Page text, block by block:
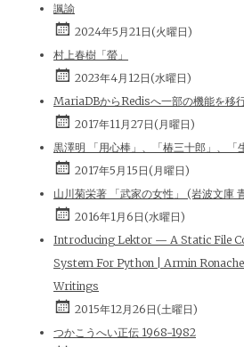
諷諭
2024年5月21日(火曜日)
村上春樹「螢」
2023年4月12日(水曜日)
MariaDBからRedisへ一部の機能を移
2017年11月27日(月曜日)
黒澤明 「用心棒」、「椿三十郎」、「
2017年5月15日(月曜日)
山川菊栄著 「武家の女性」 (岩波文庫
2016年1月6日(水曜日)
Introducing Lektor — A Static File
System For Python | Armin
Writings
2015年12月26日(土曜日)
つかこうへい正伝 1968-1982